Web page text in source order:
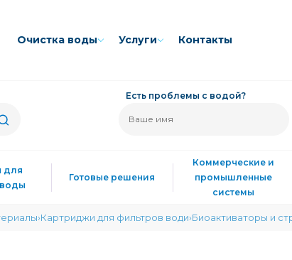
Очиcтка воды Услуги Контакты
Есть проблемы с водой?
для
Готовые решения
Коммерческие и
промышленные
системы
Картриджи для фильтров води Биоактиваторы и